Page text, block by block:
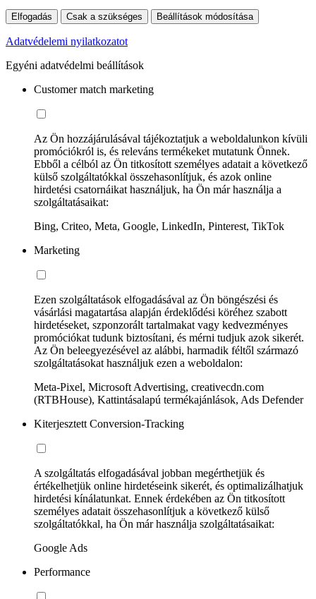
Elfogadás Csak a szükséges Beállítások módosítása
Adatvédelemi nyilatkozatot
Egyéni adatvédelmi beállítások
Customer match marketing
Az Ön hozzájárulásával tájékoztatjuk a weboldalunkon kívüli
promóciókról is, és releváns termékeket mutatunk Önnek.
Ebből a célból az Ön titkosított személyes adatait a következő
külső szolgáltatókkal összehasonlítjuk, és azok online
hirdetési csatornáikat használjuk, ha Ön már használja a
szolgáltatásaikat:
Bing, Criteo, Meta, Google, LinkedIn, Pinterest, TikTok
Marketing
Ezen szolgáltatások elfogadásával az Ön böngészési és
vásárlási magatartása alapján érdeklődési köréhez szabott
hirdetéseket, szponzorált tartalmakat vagy kedvezményes
promóciókat tudunk biztosítani, és mérni tudjuk azok sikerét.
Az Ön beleegyezésével az alábbi, harmadik féltől származó
szolgáltatásokat használjuk ezen a weboldalon:
Meta-Pixel, Microsoft Advertising, creativecdn.com
(RTBHouse), Kattintásalapú termékajánlások, Ads Defender
Kiterjesztett Conversion-Tracking
A szolgáltatás elfogadásával jobban megérthetjük és
értékelhetjük online hirdetéseink sikerét, és optimalizálhatjuk
hirdetési kínálatunkat. Ennek érdekében az Ön titkosított
személyes adatait összehasonlítjuk a következő külső
szolgáltatókkal, ha Ön már használja szolgáltatásaikat:
Google Ads
Performance